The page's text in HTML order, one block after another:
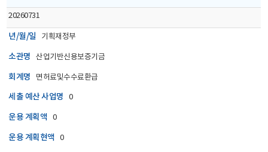
20260731
년/월/일 기획재정부
소관명 산업기반신용보증기금
회계명 면허료및수수료환급
세출 예산 사업명 0
운용 계획액 0
운용 계획현액 0